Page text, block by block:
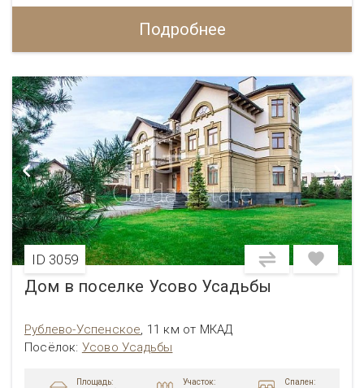
Подробнее
ID 3059
Дом в поселке Усово Усадьбы
Рублево-Успенское, 11 км от МКАД
Посёлок: Усово Усадьбы
Площадь: Участок: Спален: